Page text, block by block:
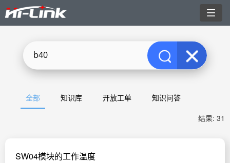
切
换
全部 知识库 开放工单
知识问答
结果: 31
SW04模块的工作温度